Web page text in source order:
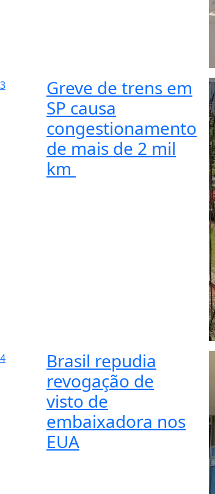
3
Greve de trens em
SP causa
congestionamento
de mais de 2 mil
km
4
Brasil repudia
revogação de
visto de
embaixadora nos
EUA